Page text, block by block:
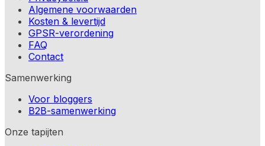
Algemene voorwaarden
Kosten & levertijd
GPSR-verordening
FAQ
Contact
Samenwerking
Voor bloggers
B2B-samenwerking
Onze tapijten